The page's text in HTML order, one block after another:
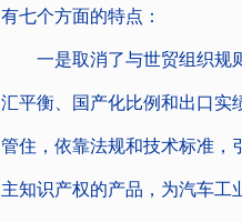
有七个方面的特点：
一是取消了与世贸组织规则
汇平衡、国产化比例和出口实
管住，依靠法规和技术标准，
主知识产权的产品，为汽车工